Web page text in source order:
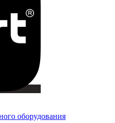
оборудования